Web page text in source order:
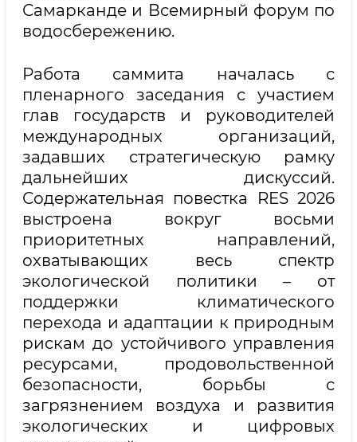
Самарканде и Всемирный форум по
водосбережению.
Работа саммита началась с
пленарного заседания с участием
глав государств и руководителей
международных организаций,
задавших стратегическую рамку
дальнейших дискуссий.
Содержательная повестка RES 2026
выстроена вокруг восьми
приоритетных направлений,
охватывающих весь спектр
экологической политики – от
поддержки климатического
перехода и адаптации к природным
рискам до устойчивого управления
ресурсами, продовольственной
безопасности, борьбы с
загрязнением воздуха и развития
экологических и цифровых